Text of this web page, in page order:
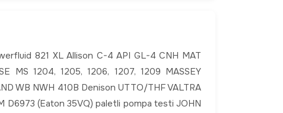
821 XL Allison C-4 API GL-4 CNH MAT
MS 1204, 1205, 1206, 1207, 1209 MASSEY
WB NWH 410B Denison UTTO/THF VALTRA
D6973 (Eaton 35VQ) paletli pompa testi JOHN